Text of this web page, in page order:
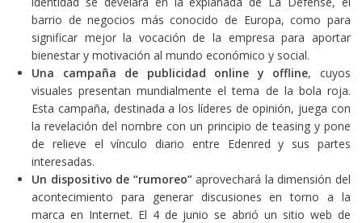
barrio de negocios más conocido de Europa, como para
significar mejor la vocación de la empresa para aportar
bienestar y motivación al mundo económico y social.
Una campaña de publicidad online y offline, cuyos
visuales presentan mundialmente el tema de la bola roja.
Esta campaña, destinada a los líderes de opinión, juega con
la revelación del nombre con un principio de teasing y pone
de relieve el vínculo diario entre Edenred y sus partes
interesadas.
Un dispositivo de “rumoreo”aprovechará la dimensión del
acontecimiento para generar discusiones en torno a la
marca en Internet. El 4 de junio se abrió un sitio web de